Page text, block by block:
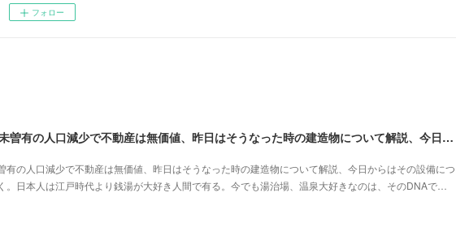
フォロー
一昨日の解説で未曽有の人口減少で不動産は無価値、昨日はそうなった時の建造物について解説、今日からはその設備について解説をして行く。
有の人口減少で不動産は無価値、昨日はそうなった時の建造物について解説、今日からはその設備につ
。日本人は江戸時代より銭湯が大好き人間で有る。今でも湯治場、温泉大好きなのは、そのDNAで…